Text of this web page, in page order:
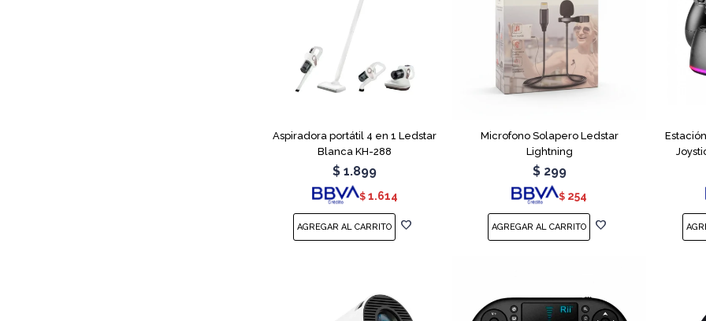
Aspiradora portátil 4 en 1 Ledstar
Blanca KH-288
$ 1.899
$ 1.614
Microfono Solapero Ledstar
Lightning
$ 299
$ 254